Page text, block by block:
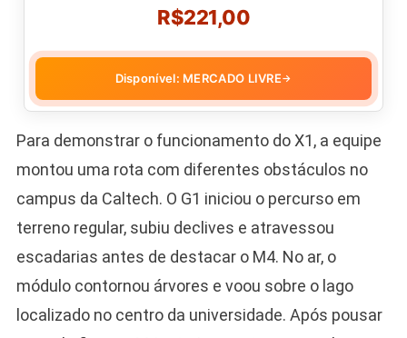
R$221,00
Disponível: MERCADO LIVRE→
Para demonstrar o funcionamento do X1, a equipe
montou uma rota com diferentes obstáculos no
campus da Caltech. O G1 iniciou o percurso em
terreno regular, subiu declives e atravessou
escadarias antes de destacar o M4. No ar, o
módulo contornou árvores e voou sobre o lago
localizado no centro da universidade. Após pousar